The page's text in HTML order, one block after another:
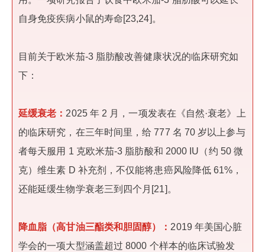
自身免疫疾病小鼠的寿命[23,24]。
目前关于欧米茄-3 脂肪酸改善健康状况的临床研究如
下：
延缓衰老： 2025 年 2 月，一项发表在《自然·衰老》上
的临床研究，在三年时间里，给 777 名 70 岁以上参与
者每天服用 1 克欧米茄-3 脂肪酸和 2000 IU（约 50 微
克）维生素 D 补充剂，不仅能将患癌风险降低 61%，
还能延缓生物学衰老三到四个月[21]。
降血脂（高甘油三酯类和胆固醇）： 2019 年美国心脏
学会的一项大型涵盖超过 8000 个样本的临床试验发